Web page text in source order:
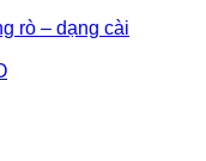
rò – dạng cài